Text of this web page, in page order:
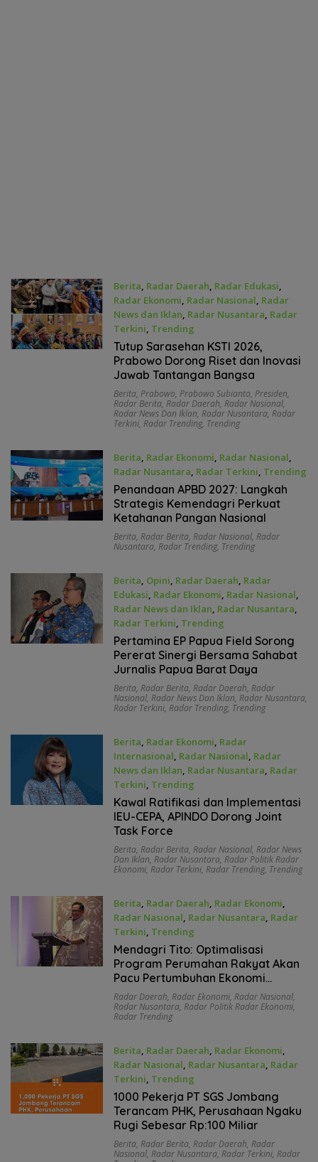
Berita, Radar Daerah, Radar Edukasi,
Radar Ekonomi, Radar Nasional, Radar
News dan Iklan, Radar Nusantara, Radar
Terkini, Trending
Juni 28, 2026
Tutup Sarasehan KSTI 2026,
Prabowo Dorong Riset dan Inovasi
Jawab Tantangan Bangsa
Berita, Prabowo, Prabowo Subianto, Presiden,
Radar Berita, Radar Daerah, Radar Nasional,
Radar News Dan Iklan, Radar Nusantara, Radar
Terkini, Radar Trending, Trending
Berita, Radar Ekonomi, Radar Nasional,
Radar Nusantara, Radar Terkini, Trending
Juni 26, 2026
Penandaan APBD 2027: Langkah
Strategis Kemendagri Perkuat
Ketahanan Pangan Nasional
Berita, Radar Berita, Radar Nasional, Radar
Nusantara, Radar Trending, Trending
Berita, Opini, Radar Daerah, Radar
Edukasi, Radar Ekonomi, Radar Nasional,
Radar News dan Iklan, Radar Nusantara,
Radar Terkini, Trending
Juni 25, 2026
Pertamina EP Papua Field Sorong
Pererat Sinergi Bersama Sahabat
Jurnalis Papua Barat Daya
Berita, Radar Berita, Radar Daerah, Radar
Nasional, Radar News Dan Iklan, Radar Nusantara,
Radar Terkini, Radar Trending, Trending
Berita, Radar Ekonomi, Radar
Internasional, Radar Nasional, Radar
News dan Iklan, Radar Nusantara, Radar
Terkini, Trending
Juni 23, 2026
Kawal Ratifikasi dan Implementasi
IEU-CEPA, APINDO Dorong Joint
Task Force
Berita, Radar Berita, Radar Nasional, Radar News
Dan Iklan, Radar Nusantara, Radar Politik Radar
Ekonomi, Radar Terkini, Radar Trending, Trending
Berita, Radar Daerah, Radar Ekonomi,
Radar Nasional, Radar Nusantara, Radar
Terkini, Trending
Juni 22, 2026
Mendagri Tito: Optimalisasi
Program Perumahan Rakyat Akan
Pacu Pertumbuhan Ekonomi
Daerah
Radar Daerah, Radar Ekonomi, Radar Nasional,
Radar Nusantara, Radar Politik Radar Ekonomi,
Radar Trending
Berita, Radar Daerah, Radar Ekonomi,
Radar Nasional, Radar Nusantara, Radar
Terkini, Trending
Juni 22, 2026
1000 Pekerja PT SGS Jombang
Terancam PHK, Perusahaan Ngaku
Rugi Sebesar Rp:100 Miliar
Berita, Radar Berita, Radar Daerah, Radar
Nasional, Radar Nusantara, Radar Terkini, Radar